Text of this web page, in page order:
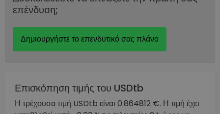
επένδυση;
Δημιουργήστε το επενδυτικό σας πλάνο
Επισκόπηση τιμής του USDtb
Η τρέχουσα τιμή USDtb είναι 0.864812 €. Η τιμή έχει